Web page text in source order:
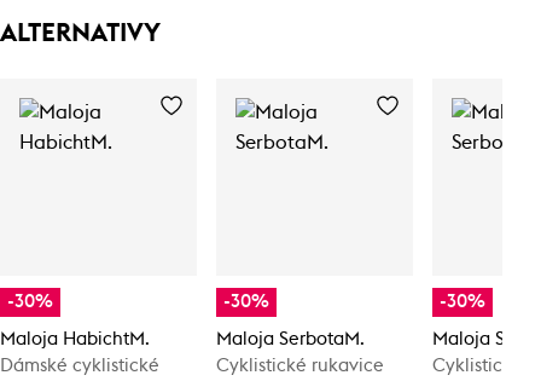
ALTERNATIVY
-30%
Maloja HabichtM.
Dámské cyklistické
-30%
Maloja SerbotaM.
Cyklistické rukavice
-30%
Maloja
Cyklistické